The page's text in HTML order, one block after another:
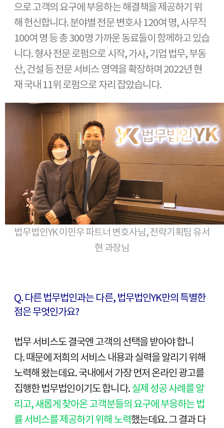
으로 고객의 요구에 부응하는 해결책을 제공하기 위
해 헌신합니다. 분야별 전문 변호사 120여 명, 사무직
100여 명 등 총 300명 가까운 동료들이 함께하고 있습
니다. 형사 전문 로펌으로 시작, 가사, 기업 법무, 부동
산, 건설 등 전문 서비스 영역을 확장하며 2022년 현
재 국내 11위 로펌으로 자리 잡았습니다.
법무법인YK 이민우 파트너 변호사님, 전략기획팀 유서
현 과장님
Q.다른 법무법인과는 다른,법무법인YK만의 특별한
점은 무엇인가요?
법무 서비스도 결국엔 고객의 선택을 받아야 합니
다. 때문에 저희의 서비스 내용과 실력을 알리기 위해
노력해 왔는데요. 국내에서 가장 먼저 온라인 광고를
집행한 법무법인이기도 합니다.실제 성공 사례를 알
리고, 새롭게 찾아온 고객분들의 요구에 부응하는 법
률 서비스를 제공하기 위해 노력했는데요. 그 결과 다